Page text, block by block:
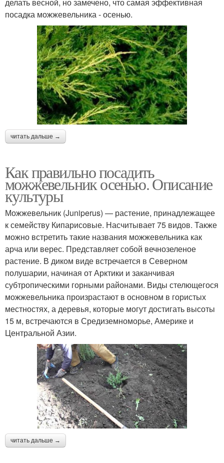
посадка можжевельника - осенью.
читать дальше →
Как правильно посадить
можжевельник осенью. Описание
культуры
Можжевельник (Juniperus) — растение, принадлежащее
к семейству Кипарисовые. Насчитывает 75 видов. Также
можно встретить такие названия можжевельника как
арча или верес. Представляет собой вечнозеленое
растение. В диком виде встречается в Северном
полушарии, начиная от Арктики и заканчивая
субтропическими горными районами. Виды стелющегося
можжевельника произрастают в основном в гористых
местностях, а деревья, которые могут достигать высоты
15 м, встречаются в Средиземноморье, Америке и
Центральной Азии.
читать дальше →